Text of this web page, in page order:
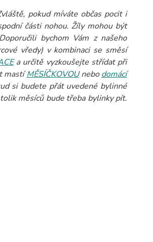
pokud míváte občas pocit i
části nohou. Žíly mohou být
bychom Vám z našeho
vředy) v kombinaci se směsí
a určitě vyzkoušejte střídat při
mastíMĚSÍČKOVOUnebodomácí
si budete přát uvedené bylinné
měsíců bude třeba bylinky pít.